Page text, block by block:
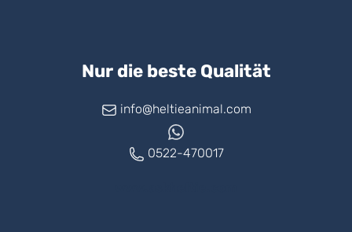
Nur die beste Qualität
info@heltieanimal.com
0522-470017